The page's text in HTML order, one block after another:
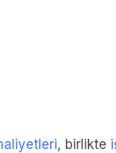
, birlikte